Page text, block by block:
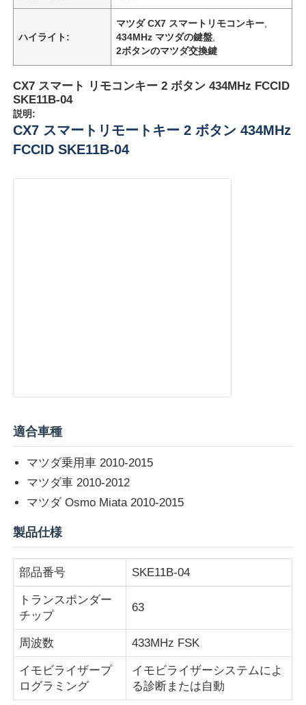
ホーム
製品
ビデオ
ハイライト:
マツダ CX7 スマートリモコンキー
434MHz マツダの鍵盤
2ボタンのマツダ交換鍵
CX7 スマート リモコンキー 2 ボタン 434MHz FCCID
SKE11B-04
説明:
CX7 スマートリモートキー 2 ボタン 434MHz
FCCID SKE11B-04
適合車種
マツダ乗用車 2010-2015
マツダ車 2010-2012
マツダ Osmo Miata 2010-2015
製品仕様
部品番号 SKE11B-04
トランスポンダー
チップ
63
周波数 433MHz FSK
イモビライザープ
ログラミング
イモビライザーシステムによ
る診断または自動